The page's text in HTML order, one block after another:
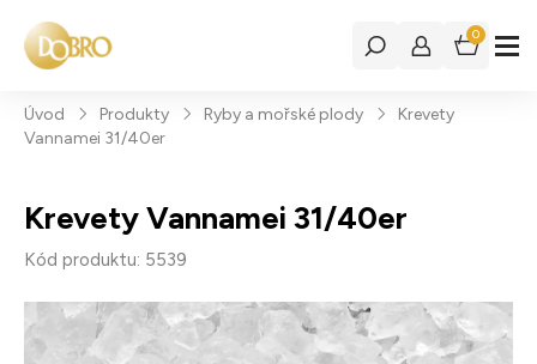
0
Úvod Produkty Ryby a mořské plody
Krevety
Vannamei 31/40er
Krevety Vannamei 31/40er
Kód produktu: 5539